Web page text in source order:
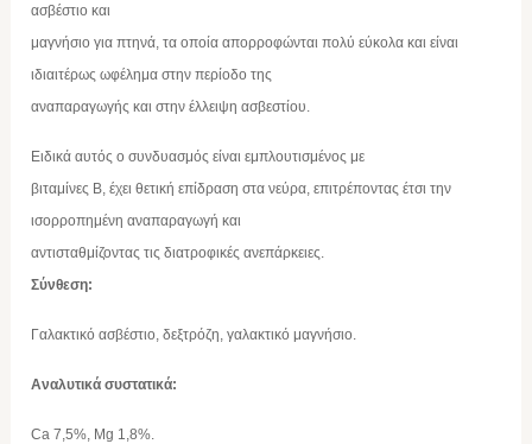
ασβέστιο και
μαγνήσιο για πτηνά, τα οποία απορροφώνται πολύ εύκολα και είναι
ιδιαιτέρως ωφέλημα στην περίοδο της
αναπαραγωγής και στην έλλειψη ασβεστίου.
Ειδικά αυτός ο συνδυασμός είναι εμπλουτισμένος με
βιταμίνες Β, έχει θετική επίδραση στα νεύρα, επιτρέποντας έτσι την
ισορροπημένη αναπαραγωγή και
αντισταθμίζοντας τις διατροφικές ανεπάρκειες.
Σύνθεση:
Γαλακτικό ασβέστιο, δεξτρόζη, γαλακτικό μαγνήσιο.
Αναλυτικά συστατικά:
Ca 7,5%, Mg 1,8%.